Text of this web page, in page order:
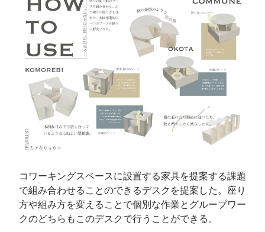
コワーキングスペースに設置する家具を提案する課題
で組み合わせることのできるデスクを提案した。座り
方や組み方を変えることで個別な作業とグループワー
クのどちらもこのデスクで行うことができる。